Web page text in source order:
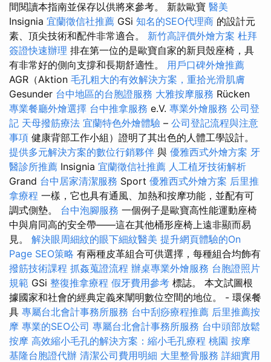
間閱讀本指南並保存以供將來參考。 新款歐寶 醫美
Insignia 宜蘭徵信社推薦 GSi 知名的SEO代理商 的設計元
素、頂尖技術和配件非常適合。 新竹高評價外燴方案 杜拜
簽證快速辦理 排在第一位的是歐寶自家的新貝殼座椅，具
有非常好的側向支撐和長期舒適性。 用戶口碑外燴推薦
AGR（Aktion 毛孔粗大的有效解決方案，重拾光滑肌膚
Gesunder 台中地區的台胞證服務 大雅按摩服務 Rücken
專業餐廳外燴選擇 台中推拿服務 e.V. 專業外燴服務 公司登
記 天母撥筋療法 宜蘭特色外燴體驗 – 公司登記流程與注意
事項 健康背部工作小組）證明了其出色的人體工學設計。
提供多元解決方案的數位行銷夥伴 與 優雅西式外燴方案 牙
醫診所推薦 Insignia 宜蘭徵信社推薦 人工植牙技術解析
Grand 台中居家清潔服務 Sport 優雅西式外燴方案 后里推
拿療程 一樣，它也具有通風、加熱和按摩功能，並配有可
調式側墊。 台中泡腳服務 一個例子是歐寶高性能運動座椅
中與肩同高的安全帶——這在其他桶形座椅上遠非顯而易
見。 解決眼周細紋的眼下細紋醫美 提升網頁體驗的On
Page SEO策略 有兩種皮革組合可供選擇，每種組合均飾有
撥筋技術課程 抓姦蒐證流程 辦桌專業外燴服務 台胞證照片
規範 GSi 整復推拿療程 假牙費用參考 標誌。 本文試圖根
據國家和社會的經典定義來闡明數位空間的地位。 - 環保餐
具 專屬台北會計事務所服務 台中刮痧療程推薦 后里推薦按
摩 專業的SEO公司 專屬台北會計事務所服務 台中頭部放鬆
按摩 高效縮小毛孔的解決方案：縮小毛孔療程 桃園 按摩
基隆台胞證代辦 清潔公司費用明細 大里整骨服務 詳細實用